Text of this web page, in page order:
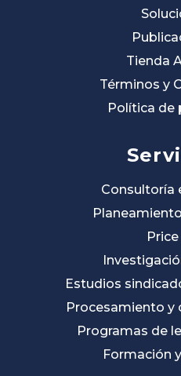
Tienda
Términos y
Política de
Consultoría
Estudios
Procesamiento y
Programas de
Formación